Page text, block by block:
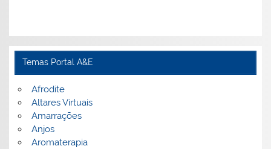
Temas Portal A&E
Afrodite
Altares Virtuais
Amarrações
Anjos
Aromaterapia